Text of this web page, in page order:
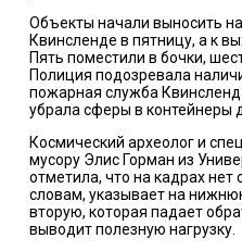
Объекты начали выносить
Квинсленде в пятницу, а к
Пять поместили в бочки,
Полиция подозревала
пожарная служба
убрала сферы в контейнеры
Космический археолог и
мусору Элис Горман из
отметила, что на кадрах нет
словам, указывает на
вторую, которая падает
выводит полезную нагрузку.